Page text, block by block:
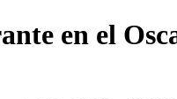
en el